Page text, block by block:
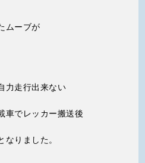
ムーブが
力走行出来ない
車でレッカー搬送後
りました。